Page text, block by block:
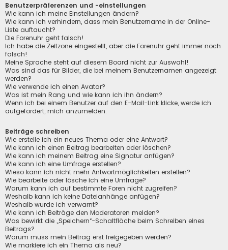
Benutzerpräferenzen und -einstellungen
Wie kann ich meine Einstellungen ändern?
Wie kann ich verhindern, dass mein Benutzername in der Online-
Liste auftaucht?
Die Forenuhr geht falsch!
Ich habe die Zeitzone eingestellt, aber die Forenuhr geht immer noch
falsch!
Meine Sprache steht auf diesem Board nicht zur Auswahl!
Was sind das für Bilder, die bei meinem Benutzernamen angezeigt
werden?
Wie verwende ich einen Avatar?
Was ist mein Rang und wie kann ich ihn ändern?
Wenn ich bei einem Benutzer auf den E-Mail-Link klicke, werde ich
aufgefordert, mich anzumelden.
Beiträge schreiben
Wie erstelle ich ein neues Thema oder eine Antwort?
Wie kann ich einen Beitrag bearbeiten oder löschen?
Wie kann ich meinem Beitrag eine Signatur anfügen?
Wie kann ich eine Umfrage erstellen?
Wieso kann ich nicht mehr Antwortmöglichkeiten erstellen?
Wie bearbeite oder lösche ich eine Umfrage?
Warum kann ich auf bestimmte Foren nicht zugreifen?
Weshalb kann ich keine Dateianhänge anfügen?
Weshalb wurde ich verwarnt?
Wie kann ich Beiträge den Moderatoren melden?
Was bewirkt die „Speichern“-Schaltfläche beim Schreiben eines
Beitrags?
Warum muss mein Beitrag erst freigegeben werden?
Wie markiere ich ein Thema als neu?